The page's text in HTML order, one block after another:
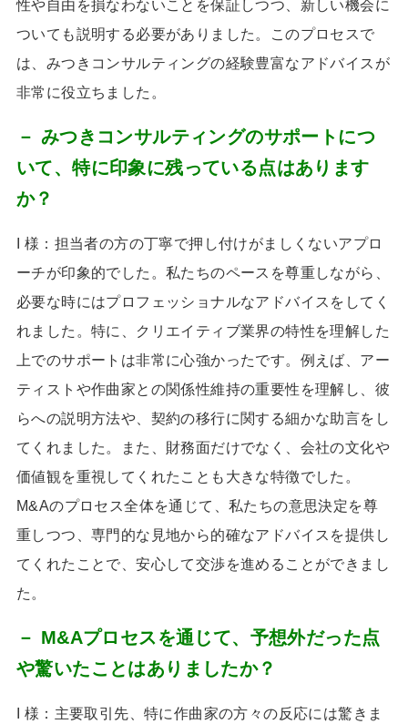
性や自由を損なわないことを保証しつつ、新しい機会に
ついても説明する必要がありました。このプロセスで
は、みつきコンサルティングの経験豊富なアドバイスが
非常に役立ちました。
－ みつきコンサルティングのサポートにつ
いて、特に印象に残っている点はあります
か？
I 様：担当者の方の丁寧で押し付けがましくないアプロ
ーチが印象的でした。私たちのペースを尊重しながら、
必要な時にはプロフェッショナルなアドバイスをしてく
れました。特に、クリエイティブ業界の特性を理解した
上でのサポートは非常に心強かったです。例えば、アー
ティストや作曲家との関係性維持の重要性を理解し、彼
らへの説明方法や、契約の移行に関する細かな助言をし
てくれました。また、財務面だけでなく、会社の文化や
価値観を重視してくれたことも大きな特徴でした。
M&Aのプロセス全体を通じて、私たちの意思決定を尊
重しつつ、専門的な見地から的確なアドバイスを提供し
てくれたことで、安心して交渉を進めることができまし
た。
－ M&Aプロセスを通じて、予想外だった点
や驚いたことはありましたか？
I 様：主要取引先、特に作曲家の方々の反応には驚きま